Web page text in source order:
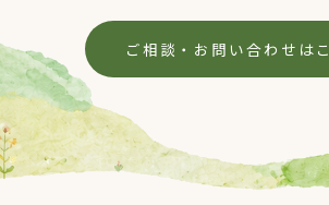
ご相談・お問い合わせは